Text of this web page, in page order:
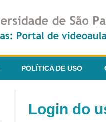
POLÍTICA DE USO
Login do